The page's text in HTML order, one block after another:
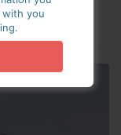
you